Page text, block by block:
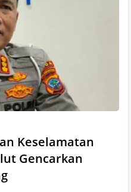
Keselamatan
Gencarkan